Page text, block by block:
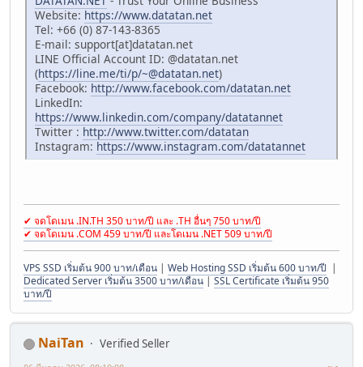
Website: https://www.datatan.net
Tel: +66 (0) 87-143-8365
E-mail: support[at]datatan.net
LINE Official Account ID: @datatan.net
(https://line.me/ti/p/~@datatan.net)
Facebook: http://www.facebook.com/datatan.net
LinkedIn:
https://www.linkedin.com/company/datatannet
Twitter : http://www.twitter.com/datatan
Instagram: https://www.instagram.com/datatannet
✔ จดโดเมน .IN.TH 350 บาท/ปี และ .TH อื่นๆ 750 บาท/ปี
✔ จดโดเมน .COM 459 บาท/ปี และโดเมน .NET 509 บาท/ปี
VPS SSD เริ่มต้น 900 บาท/เดือน | Web Hosting SSD เริ่มต้น 600 บาท/ปี |
Dedicated Server เริ่มต้น 3500 บาท/เดือน | SSL Certificate เริ่มต้น 950
บาท/ปี
NaiTan
Verified Seller